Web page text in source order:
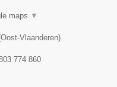
maps ▼
Oost-Vlaanderen)
774 860